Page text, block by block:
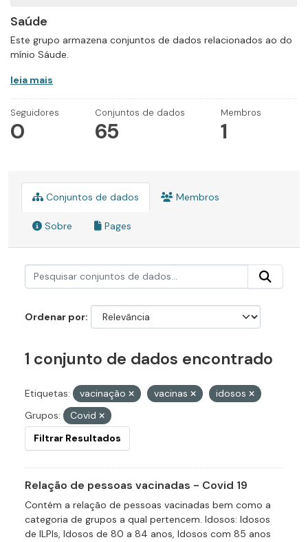
Saúde
Este grupo armazena conjuntos de dados relacionados ao do
mínio Sáude.
leia mais
Seguidores
0
Conjuntos de dados
65
Membros
1
Conjuntos de dados Membros
Sobre Pages
Ordenar por
1 conjunto de dados encontrado
Etiquetas: vacinação vacinas
idosos
Grupos:
Covid
Filtrar Resultados
Relação de pessoas vacinadas - Covid 19
Contém a relação de pessoas vacinadas bem como a
categoria de grupos a qual pertencem. Idosos: Idosos
de ILPIs, Idosos de 80 a 84 anos, Idosos com 85 anos